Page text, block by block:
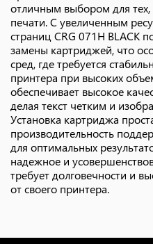
отличным выбором для
печати. С увеличенным
страниц CRG 071H BLACK
замены картриджей, что
сред, где требуется
принтера при высоких
обеспечивает высокое
делая текст четким и
Установка картриджа
производительность
для оптимальных
надежное и
требует долговечности и
от своего принтера.